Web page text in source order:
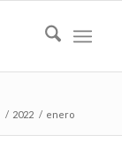
/ 2022 / enero